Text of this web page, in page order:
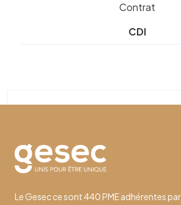
Contrat
CDI
Le Gesec ce sont 440 PME adhérentes